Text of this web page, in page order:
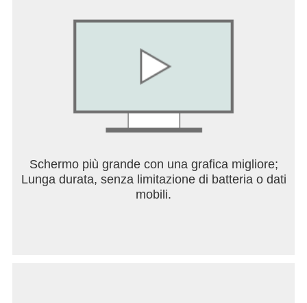
Schermo più grande con una grafica migliore;
Lunga durata, senza limitazione di batteria o dati
mobili.